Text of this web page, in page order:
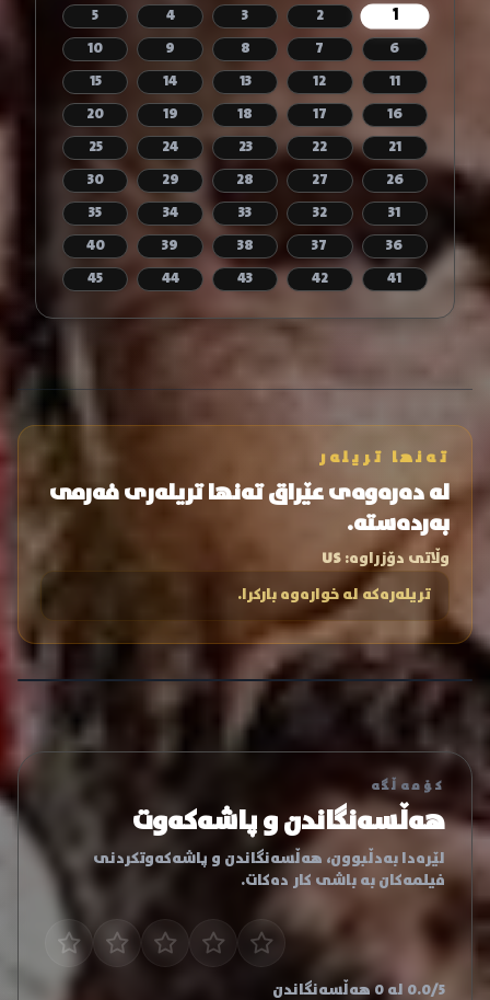
1
2
3
4
5
6
7
8
9
10
11
12
13
14
15
16
17
18
19
20
21
22
23
24
25
26
27
28
29
30
31
32
33
34
35
36
37
38
39
40
41
42
43
44
45
تەنها تریلەر
لە دەرەوەی عێراق تەنها تریلەری فەرمی
بەردەستە.
وڵاتی دۆزراوە:US
تریلەرەکە لە خوارەوە بارکرا.
کۆمەڵگە
هەڵسەنگاندن و پاشەکەوت
لێرەدا بەدڵبوون، هەڵسەنگاندن و پاشەکەوتکردنی
فیلمەکان بە باشی کار دەکات.
0.0/5 لە 0 هەڵسەنگاندن